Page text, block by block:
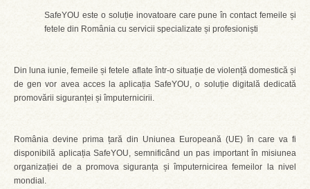
SafeYOU este o soluție inovatoare care pune în contact femeile și
fetele din România cu servicii specializate și profesioniști
Din luna iunie, femeile și fetele aflate într-o situație de violență domestică și
de gen vor avea acces la aplicația SafeYOU, o soluție digitală dedicată
promovării siguranței și împuternicirii.
România devine prima țară din Uniunea Europeană (UE) în care va fi
disponibilă aplicația SafeYOU, semnificând un pas important în misiunea
organizației de a promova siguranța și împuternicirea femeilor la nivel
mondial.